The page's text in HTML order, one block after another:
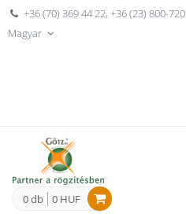
+36 (70) 369 44 22,+36 (23) 800-720
Magyar
0 db 0 HUF